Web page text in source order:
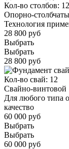
Кол-во столбов: 12
Опорно-
Технология
28 800 руб
Выбрать
Выбрать
28 800 руб
Кол-во свай: 12
Свайно-винтовой
Для любого типа
качество
60 000 руб
Выбрать
Выбрать
60 000 руб